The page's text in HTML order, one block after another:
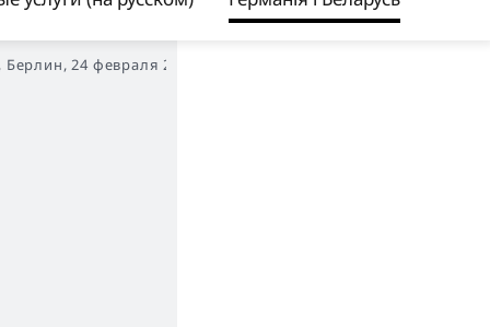
24 февраля 2022 г.